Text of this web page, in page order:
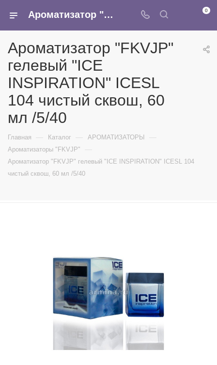
Ароматизатор "FKVJP" гелевый "ICE INSPIRATION" ICESL 104 чистый сквош, 60 мл /5/40 - купить в интернет-магазине Армина 0
Ароматизатор "FKVJP"
гелевый "ICE
INSPIRATION" ICESL
104 чистый сквош, 60
мл /5/40
Главная — Каталог — АРОМАТИЗАТОРЫ —
Ароматизаторы "FKVJP" —
Ароматизатор "FKVJP" гелевый "ICE INSPIRATION" ICESL 104
чистый сквош, 60 мл /5/40